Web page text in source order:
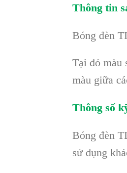
Thông tin
Bóng đèn
Tại đó màu
màu giữa
Thông số
Bóng đèn
sử dụng